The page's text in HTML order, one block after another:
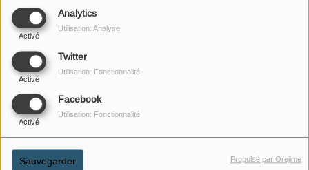
Analytics
Activé
Utilisation: Analyse
Twitter
Activé
Utilisation: Fonctionnalité
Facebook
Activé
Utilisation: Fonctionnalité
Sauvegarder Propulsé par Orejime